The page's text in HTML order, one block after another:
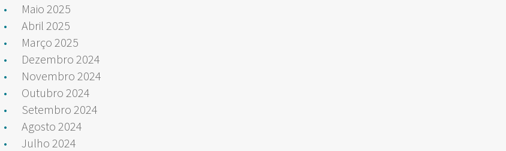
Maio 2025
Abril 2025
Março 2025
Dezembro 2024
Novembro 2024
Outubro 2024
Setembro 2024
Agosto 2024
Julho 2024